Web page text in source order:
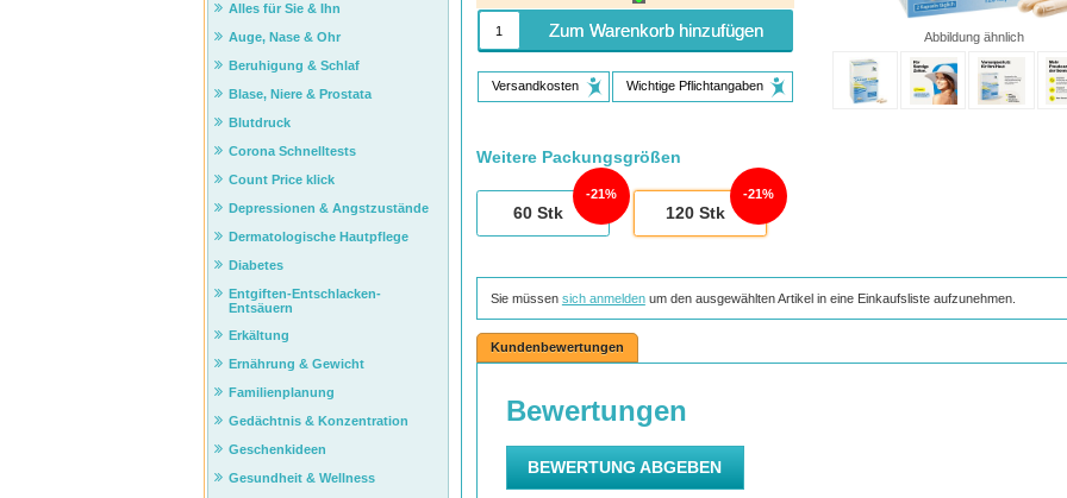
Abbildung ähnlich
Zum Warenkorb hinzufügen
Versandkosten Wichtige Pflichtangaben
Weitere Packungsgrößen
60Stk
21%
120Stk
21%
Sie müssen sich anmeldenum den ausgewählten Artikel in eine Einkaufsliste aufzunehmen.
Kundenbewertungen
Alles für Sie & Ihn
Auge, Nase & Ohr
Beruhigung & Schlaf
Blase, Niere & Prostata
Blutdruck
Corona Schnelltests
Count Price klick
Depressionen & Angstzustände
Dermatologische Hautpflege
Diabetes
Entgiften-Entschlacken-
Entsäuern
Erkältung
Ernährung & Gewicht
Familienplanung
Gedächtnis & Konzentration
Geschenkideen
Gesundheit & Wellness